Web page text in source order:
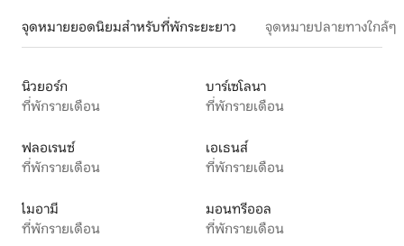
จุดหมายยอดนิยมสำหรับที่พักระยะยาว จุดหมายปลายทางใกล้ๆ
นิวยอร์ก
ที่พักรายเดือน
บาร์เซโลนา
ที่พักรายเดือน
ฟลอเรนซ์
ที่พักรายเดือน
เอเธนส์
ที่พักรายเดือน
ไมอามี
ที่พักรายเดือน
มอนทรีออล
ที่พักรายเดือน